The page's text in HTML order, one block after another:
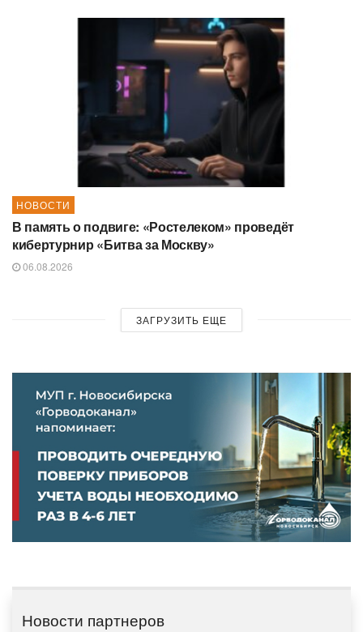
НОВОСТИ
В память о подвиге: «Ростелеком» проведёт
кибертурнир «Битва за Москву»
06.08.2026
ЗАГРУЗИТЬ ЕЩЕ
Новости партнеров